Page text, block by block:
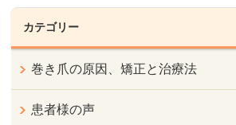
カテゴリー
巻き爪の原因、矯正と治療法
患者様の声